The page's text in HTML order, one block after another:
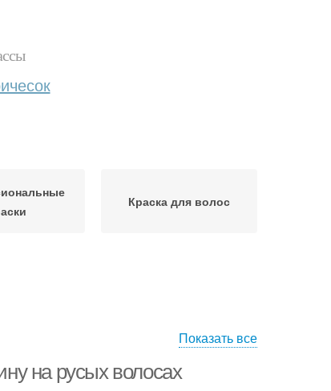
Краска для волос
Показать все
на русых волосах